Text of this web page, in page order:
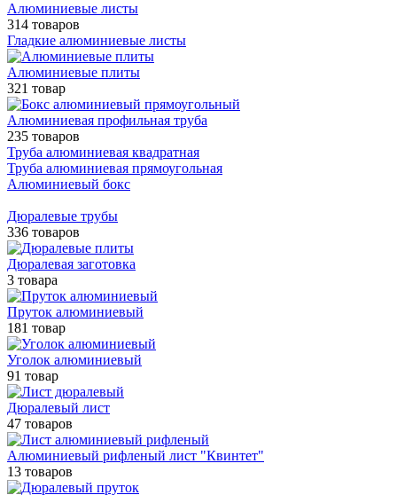
Алюминиевые листы
314 товаров
Гладкие алюминиевые листы
Алюминиевые плиты
321 товар
Алюминиевая профильная труба
235 товаров
Труба алюминиевая квадратная
Труба алюминиевая прямоугольная
Алюминиевый бокс
Дюралевые трубы
336 товаров
Дюралевая заготовка
3 товара
Пруток алюминиевый
181 товар
Уголок алюминиевый
91 товар
Дюралевый лист
47 товаров
Алюминиевый рифленый лист "Квинтет"
13 товаров